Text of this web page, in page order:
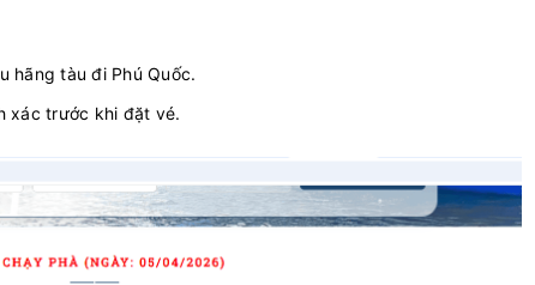
hãng tàu đi Phú Quốc.
xác trước khi đặt vé.